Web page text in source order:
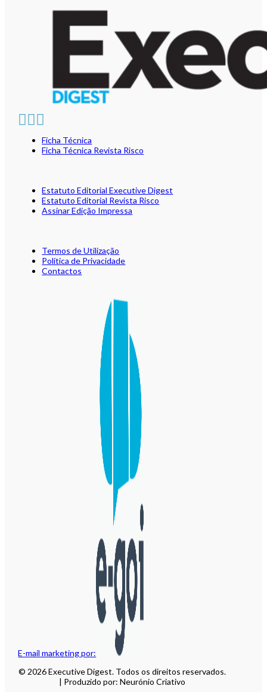
E-mail marketing por:
Ficha Técnica
Ficha Técnica Revista Risco
Estatuto Editorial Executive Digest
Estatuto Editorial Revista Risco
Assinar Edição Impressa
Termos de Utilização
Política de Privacidade
Contactos
© 2026 Executive Digest. Todos os direitos reservados.
| Produzido por: Neurónio Criativo